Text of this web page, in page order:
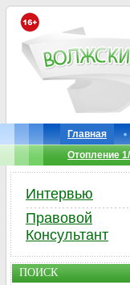
Главная
Отопление
Интервью
Правовой
Консультант
ПОИСК